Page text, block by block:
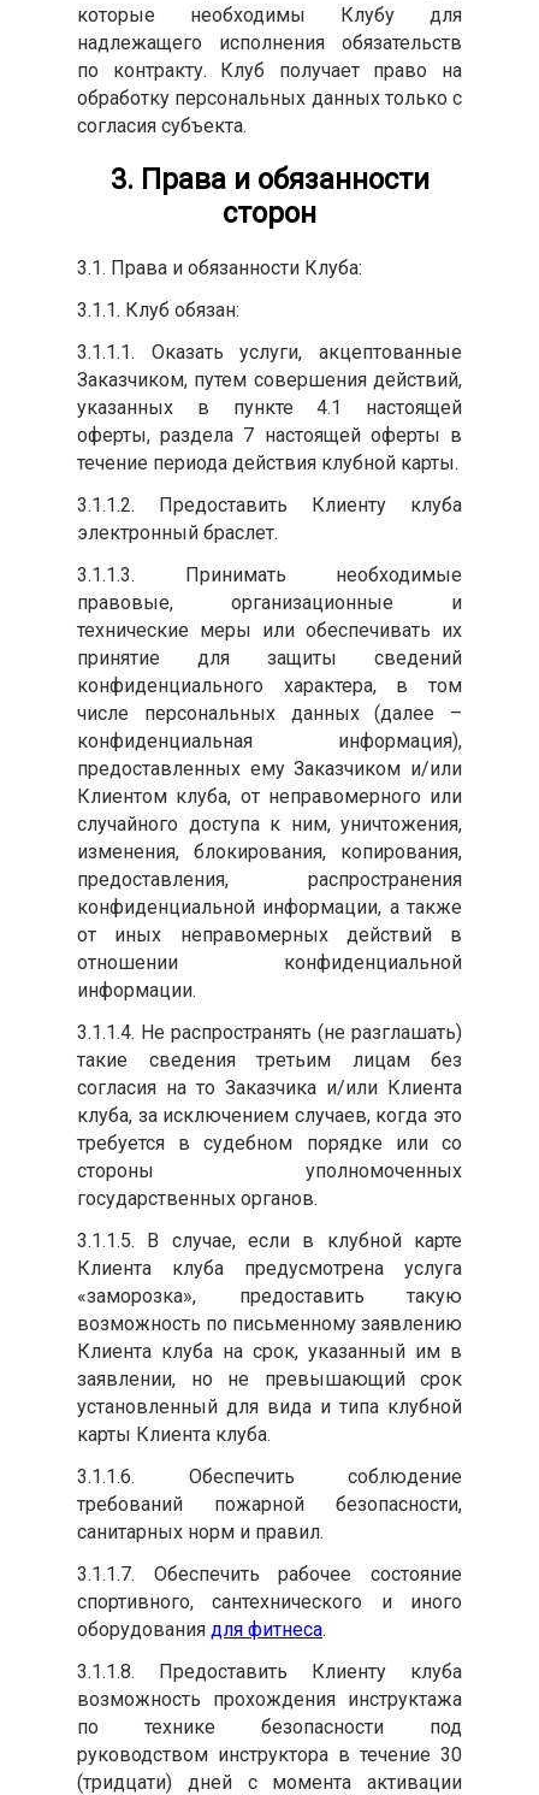
которые необходимы Клубу для
надлежащего исполнения обязательств
по контракту. Клуб получает право на
обработку персональных данных только с
согласия субъекта.
3. Права и обязанности
сторон
3.1. Права и обязанности Клуба:
3.1.1. Клуб обязан:
3.1.1.1. Оказать услуги, акцептованные
Заказчиком, путем совершения действий,
указанных в пункте 4.1 настоящей
оферты, раздела 7 настоящей оферты в
течение периода действия клубной карты.
3.1.1.2. Предоставить Клиенту клуба
электронный браслет.
3.1.1.3. Принимать необходимые
правовые, организационные и
технические меры или обеспечивать их
принятие для защиты сведений
конфиденциального характера, в том
числе персональных данных (далее –
конфиденциальная информация),
предоставленных ему Заказчиком и/или
Клиентом клуба, от неправомерного или
случайного доступа к ним, уничтожения,
изменения, блокирования, копирования,
предоставления, распространения
конфиденциальной информации, а также
от иных неправомерных действий в
отношении конфиденциальной
информации.
3.1.1.4. Не распространять (не разглашать)
такие сведения третьим лицам без
согласия на то Заказчика и/или Клиента
клуба, за исключением случаев, когда это
требуется в судебном порядке или со
стороны уполномоченных
государственных органов.
3.1.1.5. В случае, если в клубной карте
Клиента клуба предусмотрена услуга
«заморозка», предоставить такую
возможность по письменному заявлению
Клиента клуба на срок, указанный им в
заявлении, но не превышающий срок
установленный для вида и типа клубной
карты Клиента клуба.
3.1.1.6. Обеспечить соблюдение
требований пожарной безопасности,
санитарных норм и правил.
3.1.1.7. Обеспечить рабочее состояние
спортивного, сантехнического и иного
оборудования для фитнеса.
3.1.1.8. Предоставить Клиенту клуба
возможность прохождения инструктажа
по технике безопасности под
руководством инструктора в течение 30
(тридцати) дней с момента активации